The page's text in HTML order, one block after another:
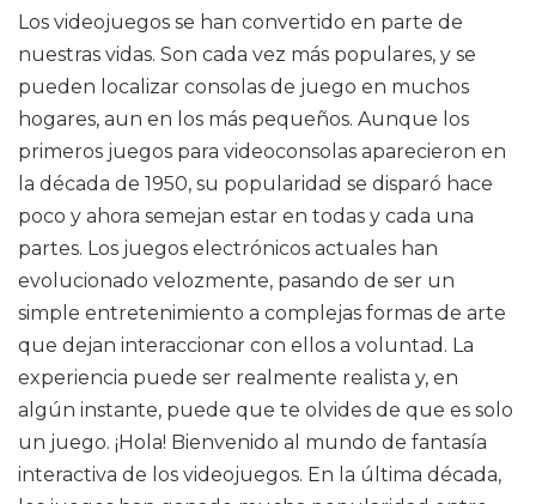
Los videojuegos se han convertido en parte de
nuestras vidas. Son cada vez más populares, y se
pueden localizar consolas de juego en muchos
hogares, aun en los más pequeños. Aunque los
primeros juegos para videoconsolas aparecieron en
la década de 1950, su popularidad se disparó hace
poco y ahora semejan estar en todas y cada una
partes. Los juegos electrónicos actuales han
evolucionado velozmente, pasando de ser un
simple entretenimiento a complejas formas de arte
que dejan interaccionar con ellos a voluntad. La
experiencia puede ser realmente realista y, en
algún instante, puede que te olvides de que es solo
un juego. ¡Hola! Bienvenido al mundo de fantasía
interactiva de los videojuegos. En la última década,